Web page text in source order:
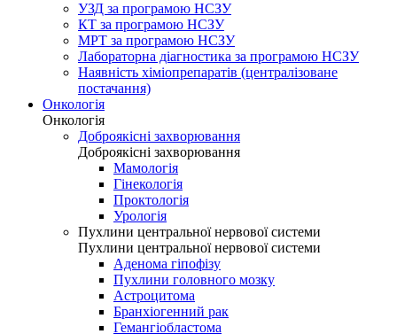
УЗД за програмою НСЗУ
КТ за програмою НСЗУ
МРТ за програмою НСЗУ
Лабораторна діагностика за програмою НСЗУ
Наявність хіміопрепаратів (централізоване
постачання)
Онкологія
Онкологія
Доброякісні захворювання
Доброякісні захворювання
Мамологія
Гінекологія
Проктологія
Урологія
Пухлини центральної нервової системи
Пухлини центральної нервової системи
Аденома гіпофізу
Пухлини головного мозку
Астроцитома
Бранхіогенний рак
Гемангіобластома